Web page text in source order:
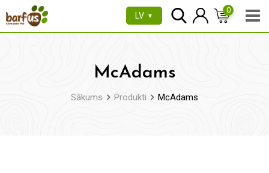
uz
LV ▼
0
McAdams
Sākums Produkti McAdams